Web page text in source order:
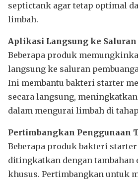
septictank agar tetap optimal
limbah.
Aplikasi Langsung ke Saluran
Beberapa produk
langsung ke saluran
Ini membantu bakteri starter
secara langsung,
dalam mengurai limbah di
Pertimbangkan Penggunaan
Beberapa produk bakteri
ditingkatkan dengan
khusus. Pertimbangkan untuk